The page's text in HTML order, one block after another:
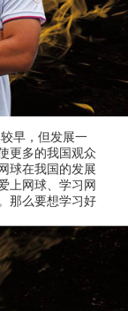
早，但发展一
更多的我国观众
球在我国的发展
上网球、学习网
那么要想学习好